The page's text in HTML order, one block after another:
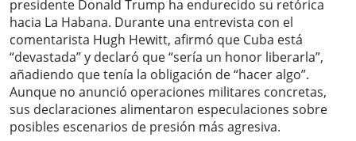
presidente Donald Trump ha endurecido su retórica
hacia La Habana. Durante una entrevista con el
comentarista Hugh Hewitt, afirmó que Cuba está
“devastada” y declaró que “sería un honor liberarla”,
añadiendo que tenía la obligación de “hacer algo”.
Aunque no anunció operaciones militares concretas,
sus declaraciones alimentaron especulaciones sobre
posibles escenarios de presión más agresiva.